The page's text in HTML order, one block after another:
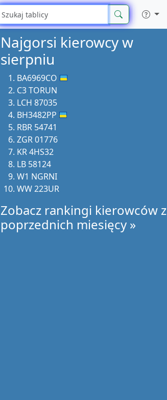
Najgorsi kierowcy w
sierpniu
BA6969CO
C3 TORUN
LCH 87035
BH3482PP
RBR 54741
ZGR 01776
KR 4HS32
LB 58124
W1 NGRNI
WW 223UR
Zobacz rankingi kierowców z
poprzednich miesięcy »